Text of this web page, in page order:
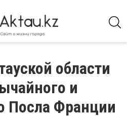
области
и
Посла Франции